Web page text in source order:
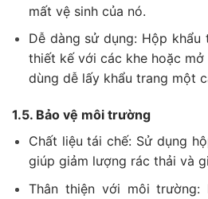
mất vệ sinh của nó.
Dễ dàng sử dụng: Hộp
thiết kế với các khe hoặc
dùng dễ lấy khẩu trang một
1.5. Bảo vệ môi trường
Chất liệu tái chế: Sử dụng
giúp giảm lượng rác thải và
Thân thiện với môi